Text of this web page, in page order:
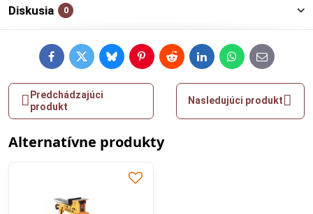
Diskusia 0
FacebookTwitterBlueskyPinterestRedditLinkedInWhatsApp
E-
mail
Predchádzajúci
produkt
Nasledujúci produkt
Alternatívne produkty